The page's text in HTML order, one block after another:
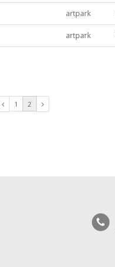
artpark
artpark
1 2